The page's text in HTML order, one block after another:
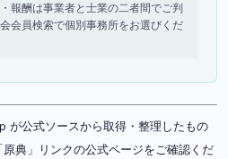
報酬は事業者と士業の二者間でご判
会員検索で個別事務所をお選びくだ
が公式ソースから取得・整理したもの
典」リンクの公式ページをご確認くだ